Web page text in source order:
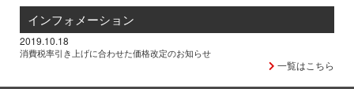
インフォメーション
2019.10.18
消費税率引き上げに合わせた価格改定のお知らせ
一覧はこちら